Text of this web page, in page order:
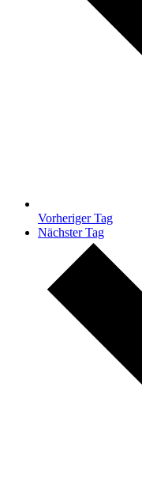
Vorheriger Tag
Nächster Tag